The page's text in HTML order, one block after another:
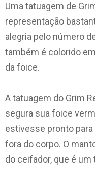
Uma tatuagem de
representação
alegria pelo número
também é colorido
da foice.
A tatuagem do Grim
segura sua foice
estivesse pronto para
fora do corpo. O
do ceifador, que é